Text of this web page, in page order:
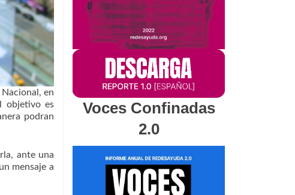
en
objetivo es
podran
ante una
mensaje a
Voces Confinadas
2.0